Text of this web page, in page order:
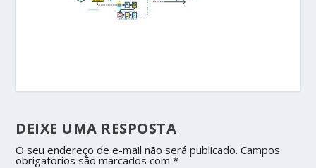
DEIXE UMA RESPOSTA
O seu endereço de e-mail não será publicado. Campos
obrigatórios são marcados com*